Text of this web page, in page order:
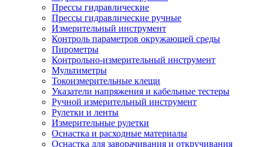
Прессы гидравлические
Прессы гидравлические ручные
Измерительный инструмент
Контроль параметров окружающей среды
Пирометры
Контрольно-измерительный инструмент
Мультиметры
Токоизмерительные клещи
Указатели напряжения и кабельные тестеры
Ручной измерительный инструмент
Рулетки и ленты
Измерительные рулетки
Оснастка и расходные материалы
Оснастка для заворачивания и откручивания